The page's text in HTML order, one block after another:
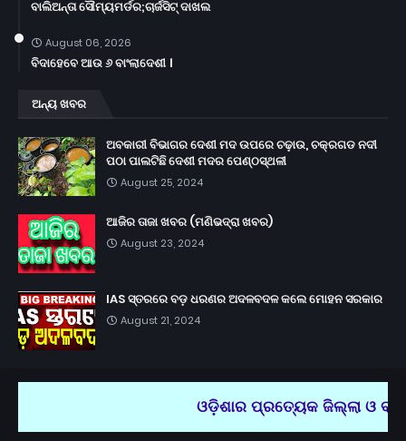
ବାଲିଅନ୍ତା ସୌମ୍ୟମର୍ଡର;ଚାର୍ଜସିଟ୍ ଦାଖଲ
August 06, 2026
ବିଦାହେବେ ଆଉ ୬ ବାଂଲାଦେଶୀ ।
ଅନ୍ୟ ଖବର
ଅବକାରୀ ବିଭାଗର ଦେଶୀ ମଦ ଉପରେ ଚଢ଼ାଉ, ଚକ୍ରଗଡ ନଦୀ
ପଠା ପାଲଟିଛି ଦେଶୀ ମଦର ପେଣ୍ଠସ୍ଥଳୀ
August 25, 2024
ଆଜିର ତାଜା ଖବର (ମଣିଭଦ୍ରା ଖବର)
August 23, 2024
IAS ସ୍ତରରେ ବଡ଼ ଧରଣର ଅଦଳବଦଳ କଲେ ମୋହନ ସରକାର
August 21, 2024
ଓଡ଼ିଶାର ପ୍ରତ୍ୟେକ ଜିଲ୍ଲା ଓ ବ୍ଲକ